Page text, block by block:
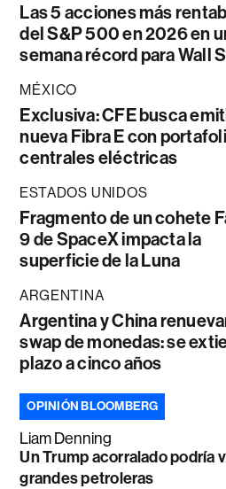
Las 5 acciones más
del S&P 500 en 2026 en
semana récord para Wall
MÉXICO
Exclusiva: CFE busca
nueva Fibra E con
centrales eléctricas
ESTADOS UNIDOS
Fragmento de un cohete
9 de SpaceX impacta la
superficie de la Luna
ARGENTINA
Argentina y China
swap de monedas: se
plazo a cinco años
OPINIÓN BLOOMBERG
Liam Denning
Un Trump acorralado podría
grandes petroleras